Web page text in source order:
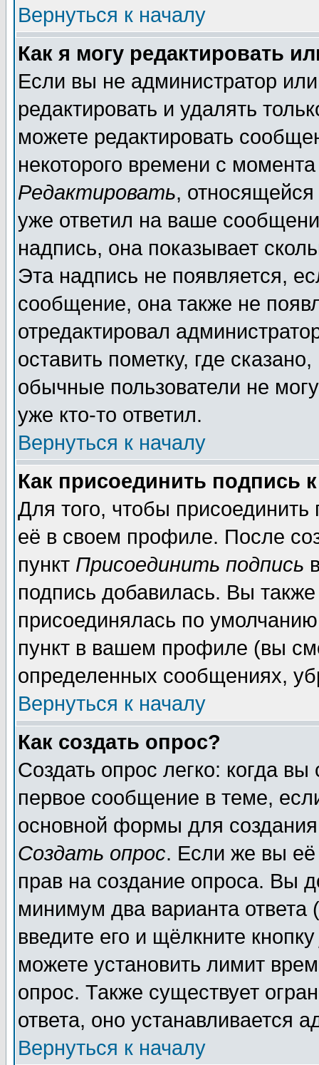
Вернуться к началу
Как я могу редактировать
Если вы не администратор
редактировать и удалять
можете редактировать
некоторого времени с
Редактировать,
уже ответил на ваше
надпись, она показывает
Эта надпись не появляется,
сообщение, она также не
отредактировал
оставить пометку, где
обычные пользователи не
уже кто-то ответил.
Вернуться к началу
Как присоединить подпись
Для того, чтобы
её в своем профиле. После
пункт Присоединить подпись
подпись добавилась. Вы
присоединялась по
пункт в вашем профиле (вы
определенных сообщениях,
Вернуться к началу
Как создать опрос?
Создать опрос легко: когда
первое сообщение в теме,
основной формы для
Создать опрос. Если же вы её
прав на создание опроса. Вы
минимум два варианта ответа
введите его и щёлкните
можете установить лимит
опрос. Также существует
ответа, оно устанавливается
Вернуться к началу